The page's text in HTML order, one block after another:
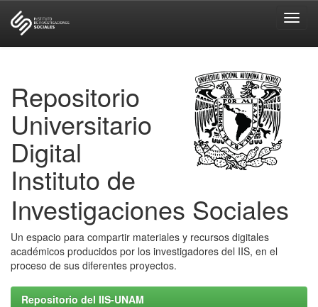
Repositorio
Universitario
Digital
Instituto de
Investigaciones Sociales
Un espacio para compartir materiales y recursos digitales
académicos producidos por los investigadores del IIS, en el
proceso de sus diferentes proyectos.
Repositorio del IIS-UNAM